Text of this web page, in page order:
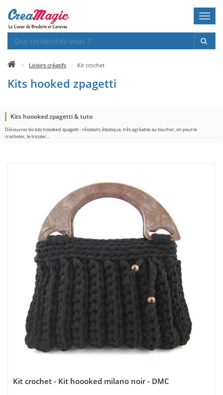
Loisirs créatifs Kit crochet
Kits hooked zpagetti
Kits hoooked zpagetti & tuto
Découvrez les kits hoooked zpagetti - résistant, élastique, très agréable au toucher, on peut le
crocheter, le tricoter…
Kit crochet - Kit hoooked milano noir - DMC